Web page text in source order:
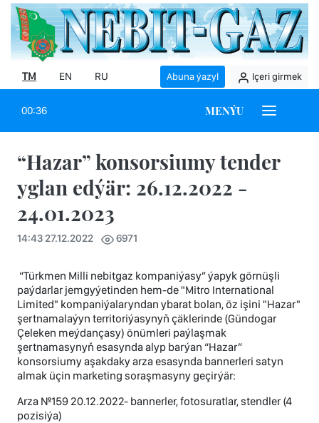
TM EN RU Abuna ýazyl Içeri girmek
00:36 MENÝU
“Hazar” konsorsiumy tender
yglan edýär: 26.12.2022 -
24.01.2023
14:43 27.12.2022 6971
“Türkmen Milli nebitgaz kompaniýasy” ýapyk görnüşli
paýdarlar jemgyýetinden hem-de "Mitro International
Limited" kompaniýalaryndan ybarat bolan, öz işini "Hazar"
şertnamalaýyn territoriýasynyň çäklerinde (Gündogar
Çeleken meýdançasy) önümleri paýlaşmak
şertnamasynyň esasynda alyp barýan “Hazar”
konsorsiumy aşakdaky arza esasynda bannerleri satyn
almak üçin marketing soraşmasyny geçirýär:
Arza №159 20.12.2022- bannerler, fotosuratlar, stendler (4
pozisiýa)